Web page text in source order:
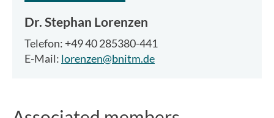
Dr. Stephan Lorenzen
Telefon: +49 40 285380-441
E-Mail: lorenzen@bnitm.de